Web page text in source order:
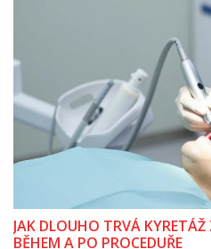
JAK DLOUHO TRVÁ
BĚHEM A PO PROCEDUŘE